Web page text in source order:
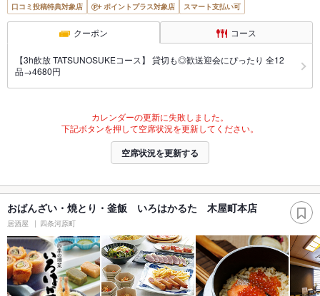
口コミ投稿特典対象店 ポイントプラス対象店 スマート支払い可
クーポン コース
【3h飲放 TATSUNOSUKEコース】 貸切も◎歓送迎会にぴったり 全12
品→4680円
カレンダーの更新に失敗しました。
下記ボタンを押して空席状況を更新してください。
空席状況を更新する
おばんざい・焼とり・釜飯 いろはかるた 木屋町本店
居酒屋 四条河原町